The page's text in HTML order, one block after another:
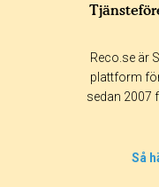
Reco.se är
plattform
sedan 2007
Så